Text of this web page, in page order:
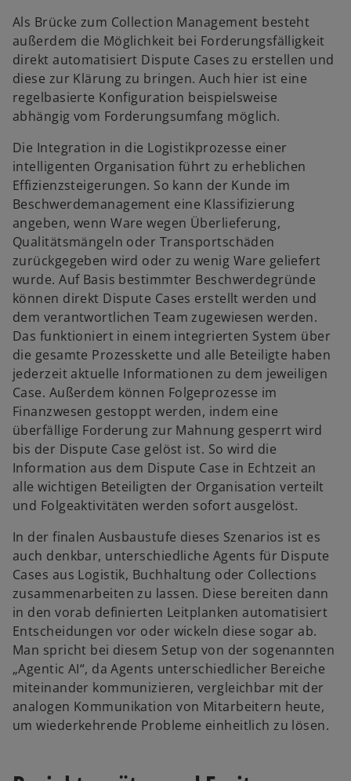
Als Brücke zum Collection Management besteht
außerdem die Möglichkeit bei Forderungsfälligkeit
direkt automatisiert Dispute Cases zu erstellen und
diese zur Klärung zu bringen. Auch hier ist eine
regelbasierte Konfiguration beispielsweise
abhängig vom Forderungsumfang möglich.
Die Integration in die Logistikprozesse einer
intelligenten Organisation führt zu erheblichen
Effizienzsteigerungen. So kann der Kunde im
Beschwerdemanagement eine Klassifizierung
angeben, wenn Ware wegen Überlieferung,
Qualitätsmängeln oder Transportschäden
zurückgegeben wird oder zu wenig Ware geliefert
wurde. Auf Basis bestimmter Beschwerdegründe
können direkt Dispute Cases erstellt werden und
dem verantwortlichen Team zugewiesen werden.
Das funktioniert in einem integrierten System über
die gesamte Prozesskette und alle Beteiligte haben
jederzeit aktuelle Informationen zu dem jeweiligen
Case. Außerdem können Folgeprozesse im
Finanzwesen gestoppt werden, indem eine
überfällige Forderung zur Mahnung gesperrt wird
bis der Dispute Case gelöst ist. So wird die
Information aus dem Dispute Case in Echtzeit an
alle wichtigen Beteiligten der Organisation verteilt
und Folgeaktivitäten werden sofort ausgelöst.
In der finalen Ausbaustufe dieses Szenarios ist es
auch denkbar, unterschiedliche Agents für Dispute
Cases aus Logistik, Buchhaltung oder Collections
zusammenarbeiten zu lassen. Diese bereiten dann
in den vorab definierten Leitplanken automatisiert
Entscheidungen vor oder wickeln diese sogar ab.
Man spricht bei diesem Setup von der sogenannten
„Agentic AI“, da Agents unterschiedlicher Bereiche
miteinander kommunizieren, vergleichbar mit der
analogen Kommunikation von Mitarbeitern heute,
um wiederkehrende Probleme einheitlich zu lösen.